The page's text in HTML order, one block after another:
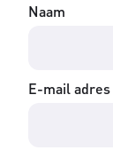
Naam
E-mail adres